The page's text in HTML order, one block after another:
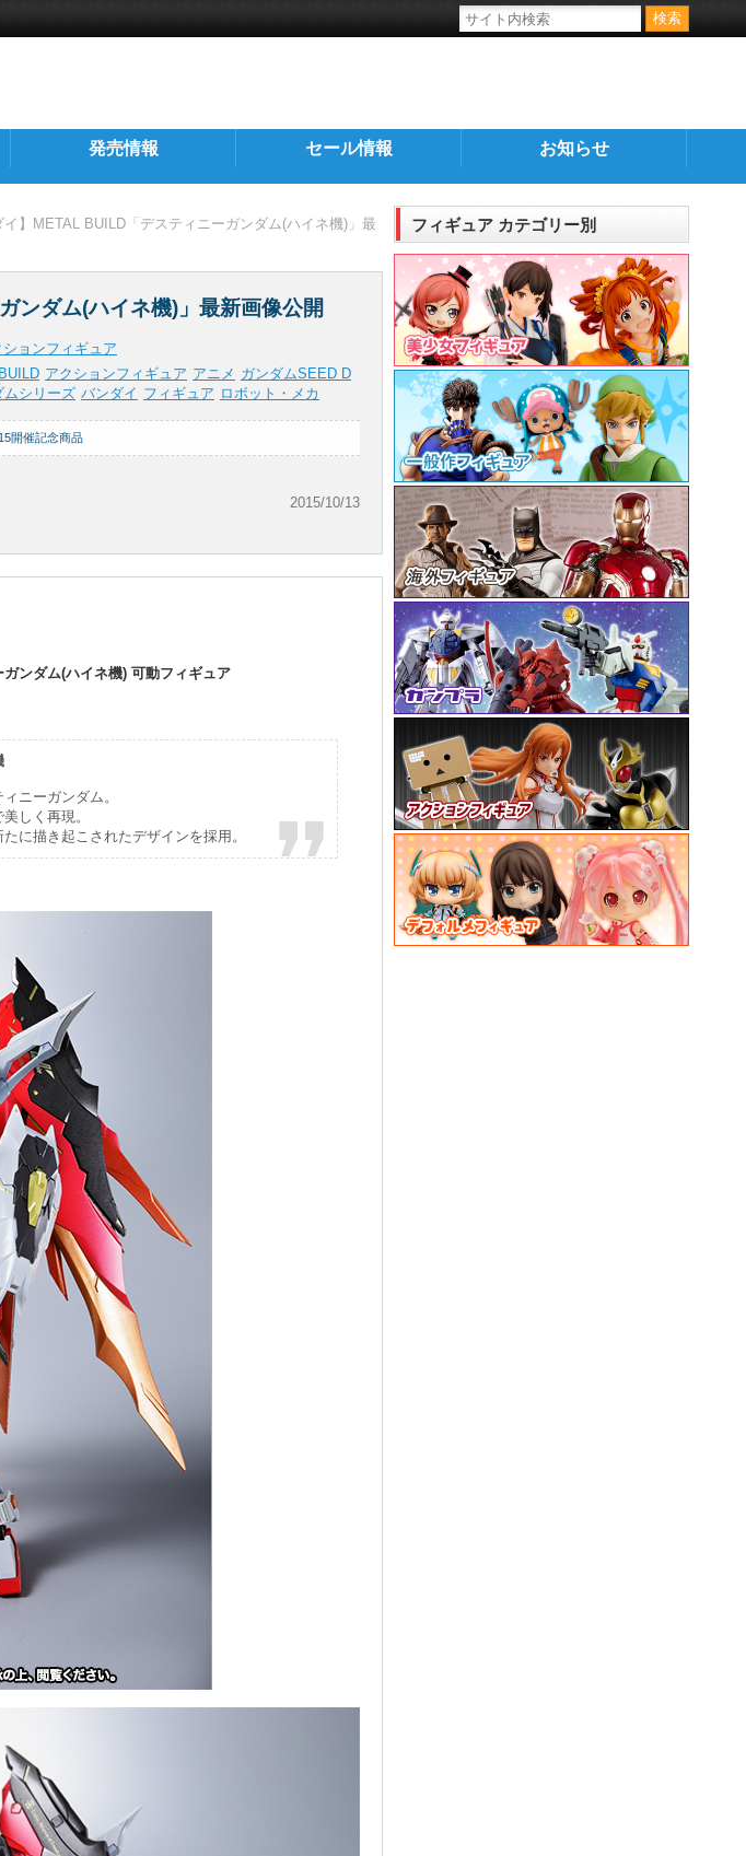
発売情報 セール情報 お知らせ
】METAL BUILD「デスティニーガンダム(ハイネ機)」最
ンダム(ハイネ機)」最新画像公開
ションフィギュア
アクションフィギュア アニメ ガンダムSEED D
ムシリーズ バンダイ フィギュア ロボット・メカ
2015/10/13
開催記念商品
ンダム(ハイネ機) 可動フィギュア
ニーガンダム。
しく再現。
に描き起こされたデザインを採用。
フィギュア カテゴリー別